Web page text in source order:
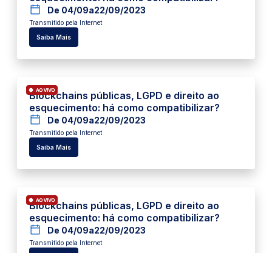
De 04/09a22/09/2023
Transmitido pela Internet
Saiba Mais
Blockchains públicas, LGPD e direito ao
esquecimento: há como compatibilizar?
De 04/09a22/09/2023
Transmitido pela Internet
Saiba Mais
Blockchains públicas, LGPD e direito ao
esquecimento: há como compatibilizar?
De 04/09a22/09/2023
Transmitido pela Internet